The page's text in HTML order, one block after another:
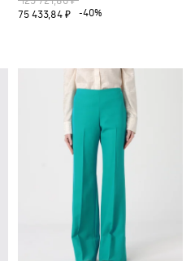
75 433,84 ₽
-40%